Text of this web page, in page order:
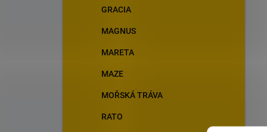
GRACIA
MAGNUS
MARETA
MAZE
MOŘSKÁ TRÁVA
RATO